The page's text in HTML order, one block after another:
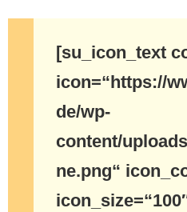
[su_icon_text
icon=“https://
de/wp-
content/
ne.png“